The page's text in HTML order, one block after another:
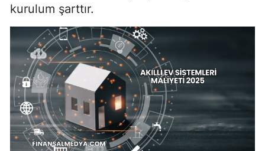
kurulum şarttır.